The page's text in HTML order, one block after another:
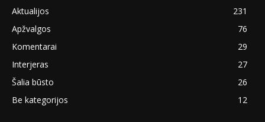
Aktualijos
231
Apžvalgos
76
Komentarai
29
Interjeras
27
Šalia būsto
26
Be kategorijos
12